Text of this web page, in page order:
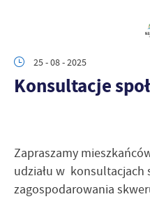
25 - 08 - 2025
Konsultacje
Zapraszamy
udziału w konsultacjach
zagospodarowania